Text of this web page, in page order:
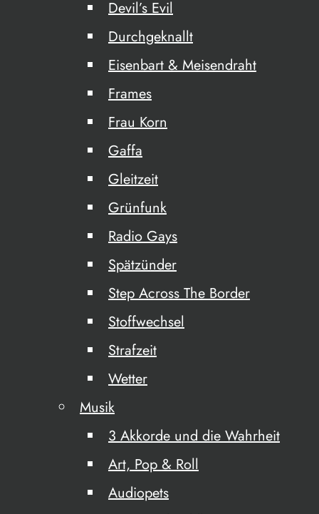
Devil’s Evil
Durchgeknallt
Eisenbart & Meisendraht
Frames
Frau Korn
Gaffa
Gleitzeit
Grünfunk
Radio Gays
Spätzünder
Step Across The Border
Stoffwechsel
Strafzeit
Wetter
Musik
3 Akkorde und die Wahrheit
Art, Pop & Roll
Audiopets